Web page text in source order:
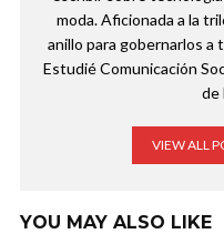
moda. Aficionada a la
anillo para gobernarlos a
Estudié Comunicación
de
VIEW ALL
YOU MAY ALSO LIKE